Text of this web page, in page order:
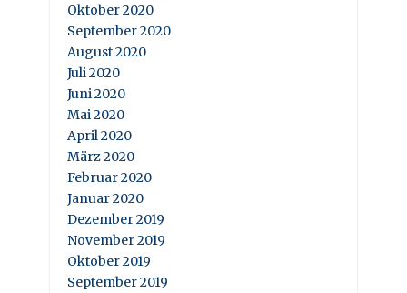
Oktober 2020
September 2020
August 2020
Juli 2020
Juni 2020
Mai 2020
April 2020
März 2020
Februar 2020
Januar 2020
Dezember 2019
November 2019
Oktober 2019
September 2019